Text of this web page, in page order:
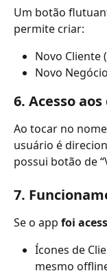
Um botão
permite criar:
Novo Cliente
Novo Negócio
6. Acesso
Ao tocar no
usuário é
possui botão de
7.
Se o app foi
Ícones de
mesmo